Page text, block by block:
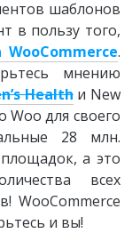
шаблонов
в пользу того,
WooCommerce.
мнению
Healthи New
для своего
28 млн.
а это
всех
WooCommerce
и вы!